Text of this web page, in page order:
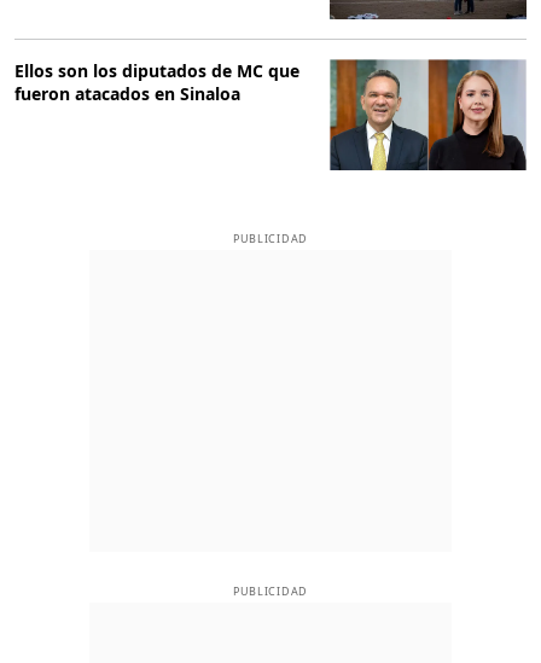
Ellos son los diputados de MC que
fueron atacados en Sinaloa
PUBLICIDAD
PUBLICIDAD